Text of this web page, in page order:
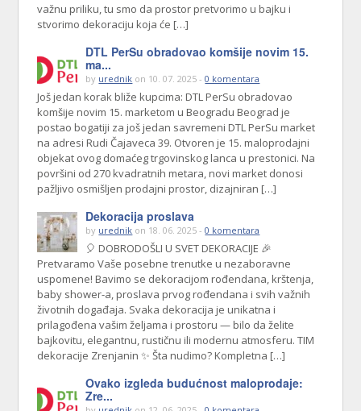
važnu priliku, tu smo da prostor pretvorimo u bajku i
stvorimo dekoraciju koja će […]
DTL PerSu obradovao komšije novim 15.
ma...
by urednik on 10. 07. 2025 -0 komentara
Još jedan korak bliže kupcima: DTL PerSu obradovao
komšije novim 15. marketom u Beogradu Beograd je
postao bogatiji za još jedan savremeni DTL PerSu market
na adresi Rudi Čajaveca 39. Otvoren je 15. maloprodajni
objekat ovog domaćeg trgovinskog lanca u prestonici. Na
površini od 270 kvadratnih metara, novi market donosi
pažljivo osmišljen prodajni prostor, dizajniran […]
Dekoracija proslava
by urednik on 18. 06. 2025 -0 komentara
🎈 DOBRODOŠLI U SVET DEKORACIJE 🎉
Pretvaramo Vaše posebne trenutke u nezaboravne
uspomene! Bavimo se dekoracijom rođendana, krštenja,
baby shower-a, proslava prvog rođendana i svih važnih
životnih događaja. Svaka dekoracija je unikatna i
prilagođena vašim željama i prostoru — bilo da želite
bajkovitu, elegantnu, rustičnu ili modernu atmosferu. TIM
dekoracije Zrenjanin ✨ Šta nudimo? Kompletna […]
Ovako izgleda budućnost maloprodaje:
Zre...